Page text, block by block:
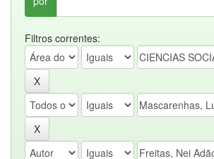
Filtros correntes: